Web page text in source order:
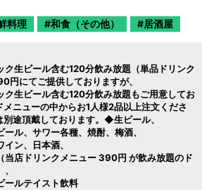
料理 和食（その他） 居酒屋
ク生ビール含む120分飲み放題（単品ドリンク
円にてご提供しておりますが
ク生ビール含む120分飲み放題もご用意してお
ニューの中からお1人様2品以上注文くださ
別途頂戴しております。◆生ビール
ール
サワー各種 焼酎
梅酒
イン
日本酒
当店ドリンクメニュー 390円 が飲み放題のド
ールテイスト飲料